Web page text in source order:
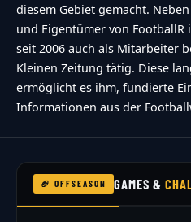
diesem Gebiet gemacht.
und Eigentümer von FootballR
seit 2006 auch als Mitarbeiter
Kleinen Zeitung tätig. Diese
ermöglicht es ihm, fundierte
Informationen aus der
🏈 OFFSEASON GAMES &